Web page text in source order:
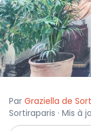
Par Graziella de
Sortiraparis · Mis à